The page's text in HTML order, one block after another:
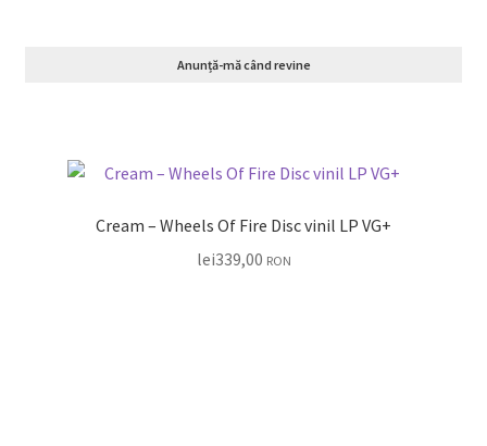
Anunță-mă când revine
Cream – Wheels Of Fire Disc vinil LP VG+
lei339,00 RON